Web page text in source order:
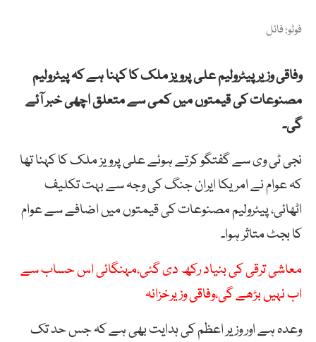
فوٹو: فائل
وفاقی وزیر پیٹرولیم علی پرویز ملک کا کہنا ہے کہ پیٹرولیم
مصنوعات کی قیمتوں میں کمی سے متعلق اچھی خبر آئے
گی۔
نجی ٹی وی سے گفتگو کرتے ہوئے علی پرویز ملک کا کہنا تھا
کہ عوام نے امریکا ایران جنگ کی وجہ سے بہت تکلیف
اٹھائی، پیٹرولیم مصنوعات کی قیمتوں میں اضافے سے عوام
کا بجٹ متاثر ہوا۔
معاشی ترقی کی بنیاد رکھ دی گئی،مہنگائی اس حساب سے
اب نہیں بڑھے گی،وفاقی وزیرخزانہ
وعدہ ہے اور وزیر اعظم کی ہدایت بھی ہے کہ جس حد تک